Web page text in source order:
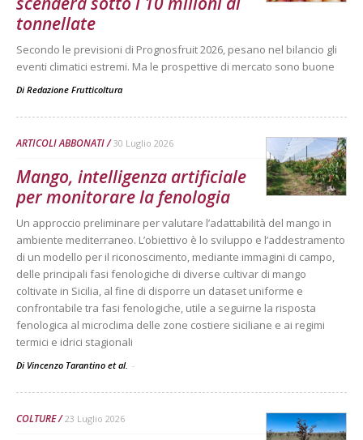
tonnellate
Secondo le previsioni di Prognosfruit 2026, pesano nel bilancio gli
eventi climatici estremi. Ma le prospettive di mercato sono buone
Di Redazione Frutticoltura
ARTICOLI ABBONATI 30 Luglio 2026
Mango, intelligenza artificiale
per monitorare la fenologia
Un approccio preliminare per valutare l’adattabilità del mango in
ambiente mediterraneo. L’obiettivo è lo sviluppo e l’addestramento
di un modello per il riconoscimento, mediante immagini di campo,
delle principali fasi fenologiche di diverse cultivar di mango
coltivate in Sicilia, al fine di disporre un dataset uniforme e
confrontabile tra fasi fenologiche, utile a seguirne la risposta
fenologica al microclima delle zone costiere siciliane e ai regimi
termici e idrici stagionali
Di Vincenzo Tarantino et al. -
COLTURE 23 Luglio 2026